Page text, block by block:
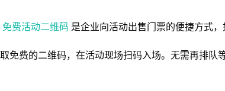
免费活动二维码 是企业向活动出售门票的便捷方式，
免费的二维码，在活动现场扫码入场。无需再排队